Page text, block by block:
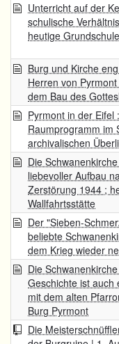
Unterricht auf der
schulische
heutige
Burg und Kirche
Herren von
dem Bau des
Pyrmont in der Eifel
Raumprogramm im
archivalischen
Die
liebevoller Aufbau
Zerstörung 1944 ;
Wallfahrtsstätte
Der "Sieben-
beliebte
dem Krieg wieder
Die
Geschichte ist auch
mit dem alten
Burg Pyrmont
Die